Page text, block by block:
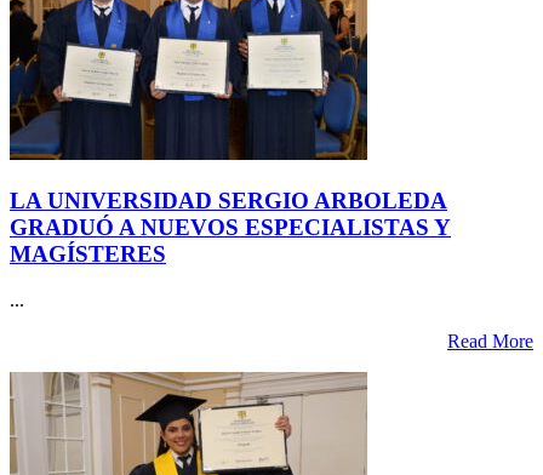
LA UNIVERSIDAD SERGIO ARBOLEDA
GRADUÓ A NUEVOS ESPECIALISTAS Y
MAGÍSTERES
...
Read More